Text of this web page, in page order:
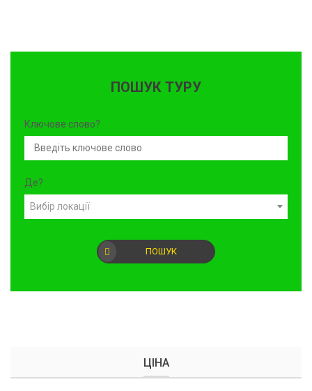
ПОШУК ТУРУ
Ключове слово?
Де?
Вибір локації
ПОШУК
ЦІНА